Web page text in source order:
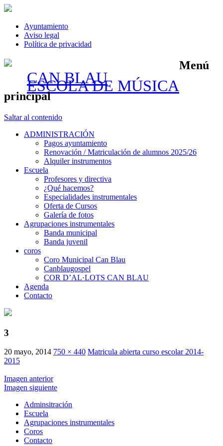
Ayuntamiento
Aviso legal
Política de privacidad
CAN BLAU
ESCOLA DE MÚSICA
Menú
principal
Saltar al contenido
ADMINISTRACIÓN
Pagos ayuntamiento
Renovación / Matriculación de alumnos 2025/26
Alquiler instrumentos
Escuela
Profesores y directiva
¿Qué hacemos?
Especialidades instrumentales
Oferta de Cursos
Galería de fotos
Agrupaciones instrumentales
Banda municipal
Banda juvenil
coros
Coro Municipal Can Blau
Canblaugospel
COR D’AL·LOTS CAN BLAU
Agenda
Contacto
3
20 mayo, 2014 750 × 440 Matricula abierta curso escolar 2014-
2015
Imagen anterior
Imagen siguiente
Adminsitración
Escuela
Agrupaciones instrumentales
Coros
Contacto